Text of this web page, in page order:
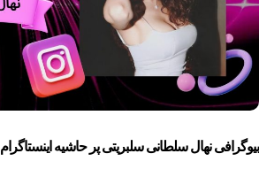
بیوگرافی نهال سلطانی سلبریتی پر حاشیه اینستاگرام